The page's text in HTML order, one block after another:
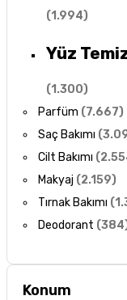
(1.994)
Yüz
(1.300)
Parfüm (7.667)
Saç Bakımı (
Cilt Bakımı (
Makyaj (2.159)
Tırnak Bakımı (
Deodorant (384
Konum